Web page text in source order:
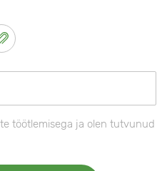
töötlemisega ja olen tutvunud